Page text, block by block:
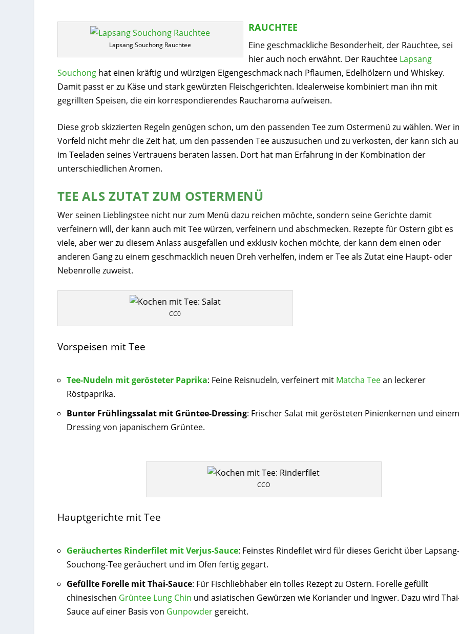
Lapsang Souchong Rauchtee
RAUCHTEE
Eine geschmackliche Besonderheit, der Rauchtee, sei
hier auch noch erwähnt. Der Rauchtee Lapsang
Souchonghat einen kräftig und würzigen Eigengeschmack nach Pflaumen, Edelhölzern und Whiskey.
Damit passt er zu Käse und stark gewürzten Fleischgerichten. Idealerweise kombiniert man ihn mit
gegrillten Speisen, die ein korrespondierendes Raucharoma aufweisen.
Diese grob skizzierten Regeln genügen schon, um den passenden Tee zum Ostermenü zu wählen. Wer
Vorfeld nicht mehr die Zeit hat, um den passenden Tee auszusuchen und zu verkosten, der kann sich
im Teeladen seines Vertrauens beraten lassen. Dort hat man Erfahrung in der Kombination der
unterschiedlichen Aromen.
TEE ALS ZUTAT ZUM OSTERMENÜ
Wer seinen Lieblingstee nicht nur zum Menü dazu reichen möchte, sondern seine Gerichte damit
verfeinern will, der kann auch mit Tee würzen, verfeinern und abschmecken. Rezepte für Ostern gibt es
viele, aber wer zu diesem Anlass ausgefallen und exklusiv kochen möchte, der kann dem einen oder
anderen Gang zu einem geschmacklich neuen Dreh verhelfen, indem er Tee als Zutat eine Haupt- oder
Nebenrolle zuweist.
CC0
Vorspeisen mit Tee
Tee-Nudeln mit gerösteter Paprika: Feine Reisnudeln, verfeinert mit Matcha Teean leckerer
Röstpaprika.
Bunter Frühlingssalat mit Grüntee-Dressing: Frischer Salat mit gerösteten Pinienkernen und einem
Dressing von japanischem Grüntee.
CCO
Hauptgerichte mit Tee
Geräuchertes Rinderfilet mit Verjus-Sauce: Feinstes Rindefilet wird für dieses Gericht über Lapsang-
Souchong-Tee geräuchert und im Ofen fertig gegart.
Gefüllte Forelle mit Thai-Sauce: Für Fischliebhaber ein tolles Rezept zu Ostern. Forelle gefüllt
chinesischen Grüntee Lung Chin und asiatischen Gewürzen wie Koriander und Ingwer. Dazu wird
Sauce auf einer Basis von Gunpowder gereicht.